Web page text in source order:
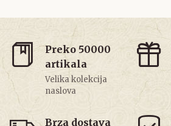
Preko 50000
artikala
Velika kolekcija
naslova
Brza dostava